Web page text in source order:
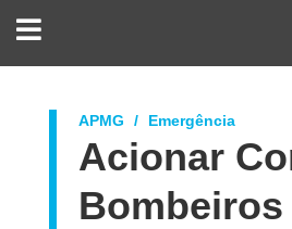
DO
APMG Emergência
Acionar
Bombeiros